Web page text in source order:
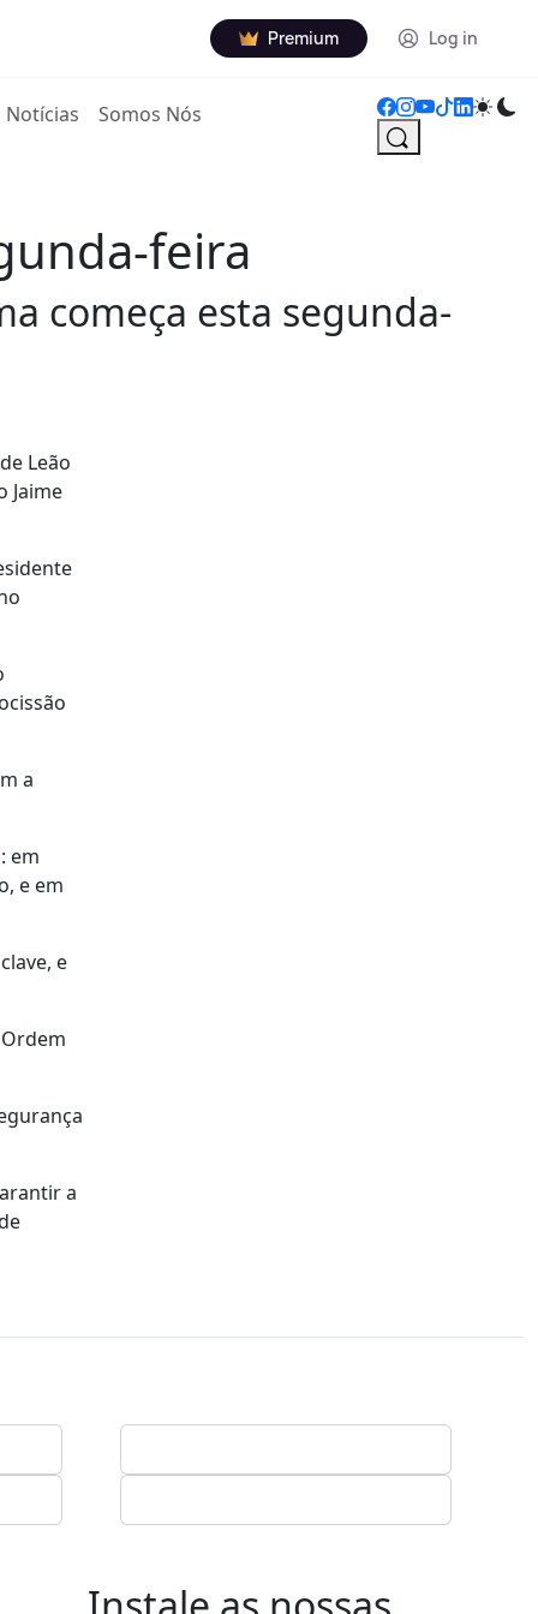
Premium Log in
Notícias Somos Nós
feira
começa esta segunda-
Leão
Jaime
a
em
e em
e
a